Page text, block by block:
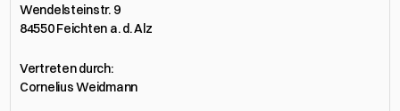
Wendelsteinstr. 9
84550 Feichten a. d. Alz
Vertreten durch:
Cornelius Weidmann